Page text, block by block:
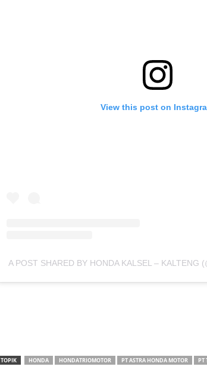
View this post on
A POST SHARED BY HONDA KALSEL – KALTENG
TOPIK HONDA HONDATRIOMOTOR PT ASTRA HONDA MOTOR PT